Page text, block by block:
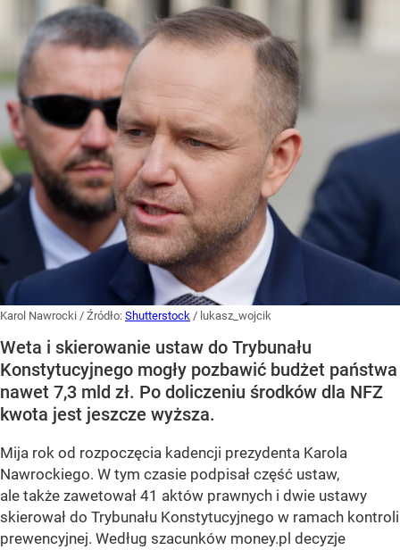
Karol Nawrocki / Źródło: Shutterstock / lukasz_wojcik
Weta i skierowanie ustaw do Trybunału
Konstytucyjnego mogły pozbawić budżet państwa
nawet 7,3 mld zł. Po doliczeniu środków dla NFZ
kwota jest jeszcze wyższa.
Mija rok od rozpoczęcia kadencji prezydenta Karola
Nawrockiego. W tym czasie podpisał część ustaw,
ale także zawetował 41 aktów prawnych i dwie ustawy
skierował do Trybunału Konstytucyjnego w ramach kontroli
prewencyjnej. Według szacunków money.pl decyzje